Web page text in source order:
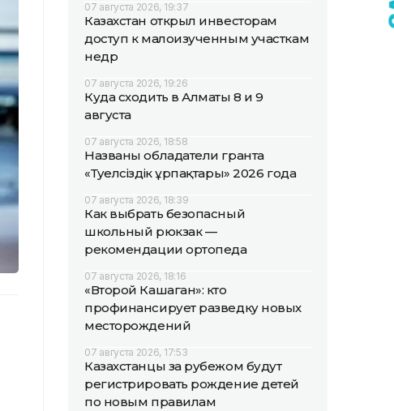
07 августа 2026, 19:37
Казахстан открыл инвесторам
доступ к малоизученным участкам
недр
07 августа 2026, 19:26
Куда сходить в Алматы 8 и 9
августа
07 августа 2026, 18:58
Названы обладатели гранта
«Тәуелсіздік ұрпақтары» 2026 года
07 августа 2026, 18:39
Как выбрать безопасный
школьный рюкзак —
рекомендации ортопеда
07 августа 2026, 18:16
«Второй Кашаган»: кто
профинансирует разведку новых
месторождений
07 августа 2026, 17:53
Казахстанцы за рубежом будут
регистрировать рождение детей
по новым правилам